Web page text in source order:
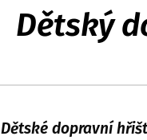
Dětský
Dětské dopravní